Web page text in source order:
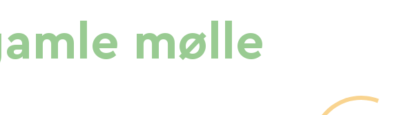
mølle